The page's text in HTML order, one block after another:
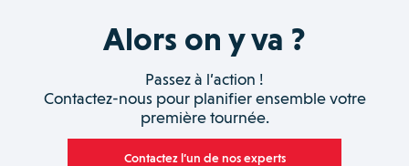
Alors on y va ?
Passez à l’action !
Contactez-nous pour planifier ensemble votre
première tournée.
Contactez l’un de nos experts